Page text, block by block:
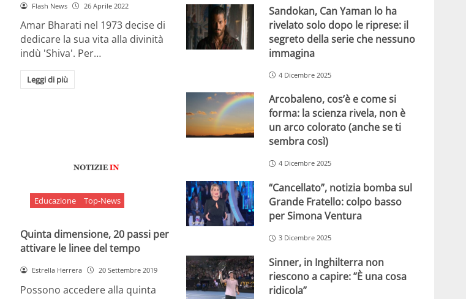
Flash News 26 Aprile 2022
Amar Bharati nel 1973 decise di
dedicare la sua vita alla divinità
indù 'Shiva'. Per…
Leggi di più
Educazione Top-News
Quinta dimensione, 20 passi per
attivare le linee del tempo
Estrella Herrera 20 Settembre 2019
Possono accedere alla quinta
Sandokan, Can Yaman lo ha
rivelato solo dopo le riprese: il
segreto della serie che nessuno
immagina
4 Dicembre 2025
Arcobaleno, cos’è e come si
forma: la scienza rivela, non è
un arco colorato (anche se ti
sembra così)
4 Dicembre 2025
“Cancellato”, notizia bomba sul
Grande Fratello: colpo basso
per Simona Ventura
3 Dicembre 2025
Sinner, in Inghilterra non
riescono a capire: ”È una cosa
ridicola”